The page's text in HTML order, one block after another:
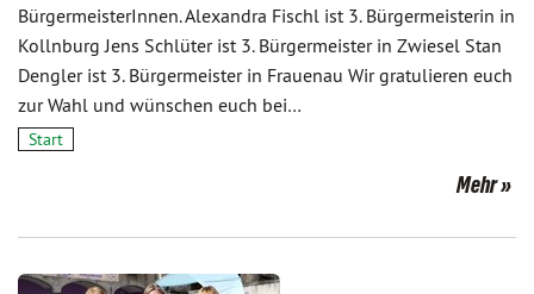
BürgermeisterInnen. Alexandra Fischl ist 3. Bürgermeisterin in
Kollnburg Jens Schlüter ist 3. Bürgermeister in Zwiesel Stan
Dengler ist 3. Bürgermeister in Frauenau Wir gratulieren euch
zur Wahl und wünschen euch bei…
Start
Mehr